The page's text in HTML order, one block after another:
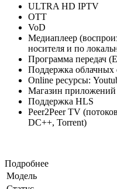
ULTRA HD IPTV
OTT
VoD
Медиаплеер
носителя и по
Программа передач
Поддержка облачных
Online ресурсы:
Магазин приложений
Поддержка HLS
Peer2Peer TV
DC++, Torrent)
Подробнее
Модель